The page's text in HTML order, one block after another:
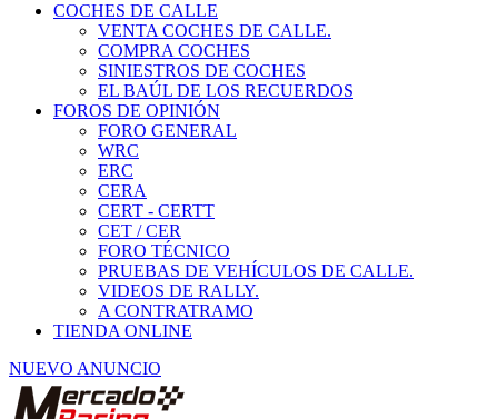
COCHES DE CALLE
VENTA COCHES DE CALLE.
COMPRA COCHES
SINIESTROS DE COCHES
EL BAÚL DE LOS RECUERDOS
FOROS DE OPINIÓN
FORO GENERAL
WRC
ERC
CERA
CERT - CERTT
CET / CER
FORO TÉCNICO
PRUEBAS DE VEHÍCULOS DE CALLE.
VIDEOS DE RALLY.
A CONTRATRAMO
TIENDA ONLINE
NUEVO ANUNCIO